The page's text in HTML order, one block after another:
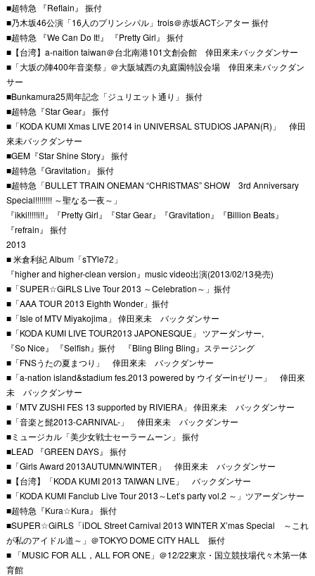
■超特急 『Reflain』 振付
■乃木坂46公演「16人のプリンシパル」trois＠赤坂ACTシアター 振付
■超特急 『We Can Do It!』 『Pretty Girl』 振付
■【台湾】a-naition taiwan＠台北南港101文創会館 倖田來未バックダンサー
■「大坂の陣400年音楽祭」＠大阪城西の丸庭園特設会場 倖田來未バックダン
サー
■Bunkamura25周年記念「ジュリエット通り」 振付
■超特急『Star Gear』 振付
■「KODA KUMI Xmas LIVE 2014 in UNIVERSAL STUDIOS JAPAN(R)」 倖田
來未バックダンサー
■GEM『Star Shine Story』 振付
■超特急『Gravitation』 振付
■超特急「BULLET TRAIN ONEMAN “CHRISTMAS” SHOW 3rd Anniversary
Special!!!!!!!! ～聖なる一夜～」
『ikki!!!!!i!!』『Pretty Girl』『Star Gear』『Gravitation』『Billion Beats』
『refrain』 振付
2013
■ 米倉利紀 Album「sTYle72」
『higher and higher-clean version』music video出演(2013/02/13発売)
■「SUPER☆GiRLS Live Tour 2013 ～Celebration～」振付
■「AAA TOUR 2013 Eighth Wonder」振付
■「Isle of MTV Miyakojima」 倖田來未 バックダンサー
■「KODA KUMI LIVE TOUR2013 JAPONESQUE」 ツアーダンサー,
『So Nice』 『Selfish』振付 『Bling Bling Bling』ステージング
■「FNSうたの夏まつり」 倖田來未 バックダンサー
■「a-nation island&stadium fes.2013 powered by ウイダーinゼリー」 倖田來
未 バックダンサー
■「MTV ZUSHI FES 13 supported by RIVIERA」 倖田來未 バックダンサー
■「音楽と髭2013-CARNIVAL-」 倖田來未 バックダンサー
■ミュージカル「美少女戦士セーラームーン」 振付
■LEAD 『GREEN DAYS』 振付
■「Girls Award 2013AUTUMN/WINTER」 倖田來未 バックダンサー
■【台湾】「KODA KUMI 2013 TAIWAN LIVE」 バックダンサー
■「KODA KUMI Fanclub Live Tour 2013～Let’s party vol.2 ～」ツアーダンサー
■超特急『Kura☆Kura』 振付
■SUPER☆GiRLS「iDOL Street Carnival 2013 WINTER X’mas Special ～これ
が私のアイドル道～」＠TOKYO DOME CITY HALL 振付
■ 「MUSIC FOR ALL，ALL FOR ONE」＠12/22東京・国立競技場代々木第一体
育館